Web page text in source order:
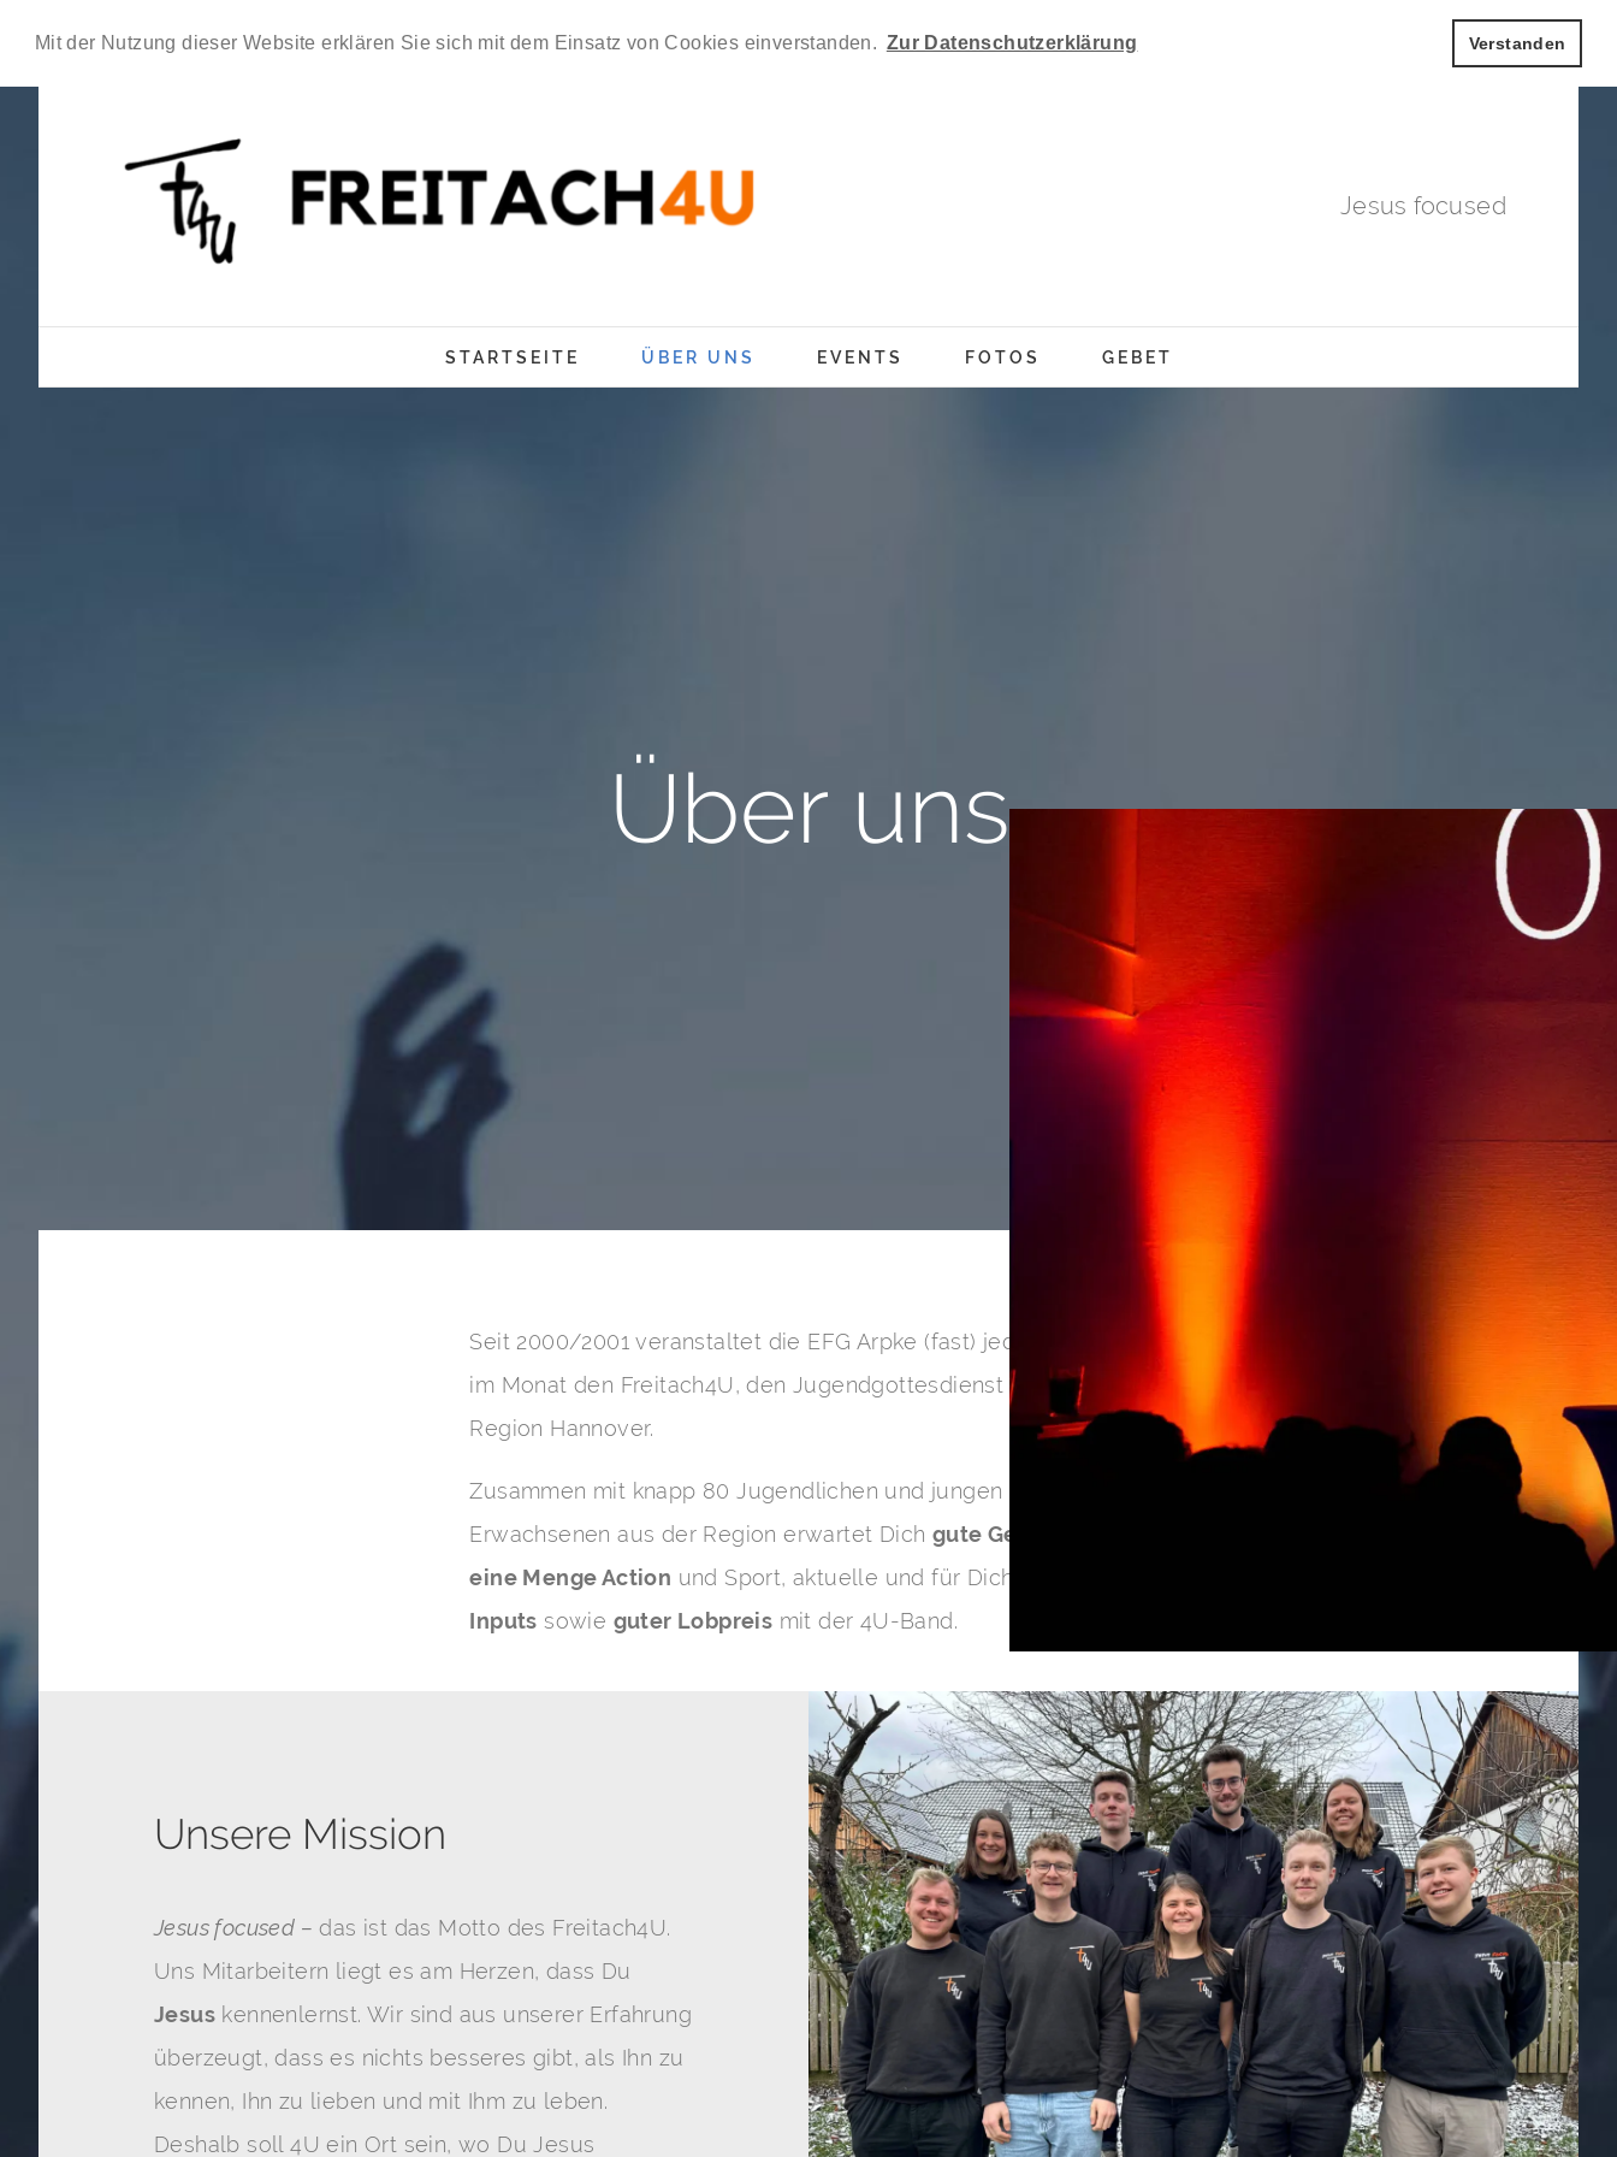
Mit der Nutzung dieser Website erklären Sie sich mit dem Einsatz von Cookies einverstanden. Zur Datenschutzerklärung Verstanden
Jesus focused
STARTSEITE ÜBER UNS EVENTS FOTOS GEBET
Über uns
Seit 2000/2001 veranstaltet die EFG Arpke (fast) jeden
im Monat den Freitach4U, den Jugendgottesdienst für die
Region Hannover.
Zusammen mit knapp 80 Jugendlichen und jungen
Erwachsenen aus der Region erwartet Dich gute Gemeinschaft
eine Menge Action und Sport, aktuelle und für Dich
Inputs sowie guter Lobpreis mit der 4U-Band.
Unsere Mission
Jesus focused – das ist das Motto des Freitach4U.
Uns Mitarbeitern liegt es am Herzen, dass Du
Jesus kennenlernst. Wir sind aus unserer Erfahrung
überzeugt, dass es nichts besseres gibt, als Ihn zu
kennen, Ihn zu lieben und mit Ihm zu leben.
Deshalb soll4U ein Ort sein, wo Du Jesus